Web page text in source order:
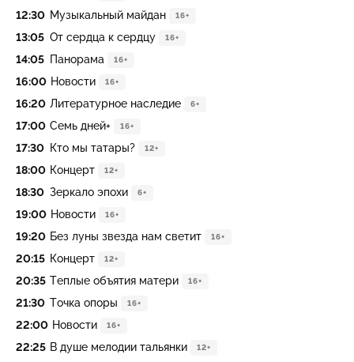
12:30 Музыкальный майдан 16+
13:05 От сердца к сердцу 16+
14:05 Панорама 16+
16:00 Новости 16+
16:20 Литературное наследие 6+
17:00 Семь дней+ 16+
17:30 Кто мы татары? 12+
18:00 Концерт 12+
18:30 Зеркало эпохи 6+
19:00 Новости 16+
19:20 Без луны звезда нам светит 16+
20:15 Концерт 12+
20:35 Теплые объятия матери 16+
21:30 Точка опоры 16+
22:00 Новости 16+
22:25 В душе мелодии тальянки 12+